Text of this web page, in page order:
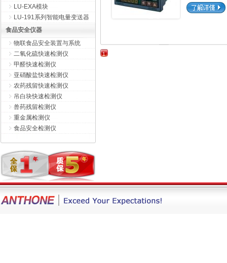
LU-EXA模块
LU-191系列智能电量变送器
食品安全仪器
物联食品安全装置与系统
二氧化硫快速检测仪
甲醛快速检测仪
亚硝酸盐快速检测仪
农药残留快速检测仪
吊白块快速检测仪
兽药残留检测仪
重金属检测仪
食品安全检测仪
1